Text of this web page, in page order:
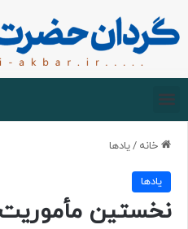
خانه /یادها
یادها
نخستین